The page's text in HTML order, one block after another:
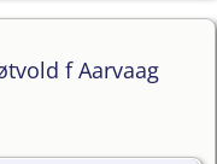
f Aarvaag